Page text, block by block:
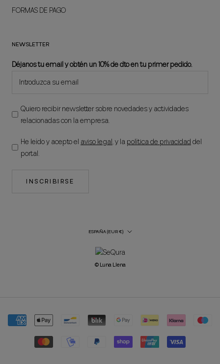
FORMAS DE PAGO
NEWSLETTER
Déjanos tu email y obtén un 10% de dto en tu primer pedido.
Quiero recibir newsletter sobre novedades y actividades
relacionadas con la empresa.
He leído y acepto elaviso legal, y lapolítica de privacidaddel
portal.
INSCRIBIRSE
País/región
ESPAÑA (EUR €)
© Luna Llena